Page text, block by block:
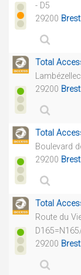
- D5
29200 Brest
Total
29200 Brest
Total
Boulevard
29200 Brest
Total
Route du
29200 Brest